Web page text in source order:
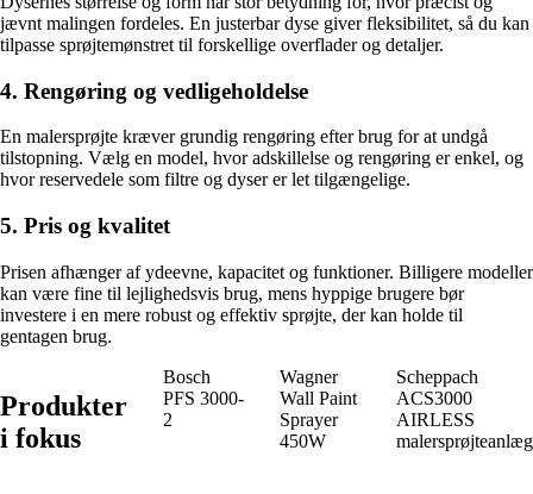
jævnt malingen fordeles. En justerbar dyse giver fleksibilitet, så du kan
tilpasse sprøjtemønstret til forskellige overflader og detaljer.
4. Rengøring og vedligeholdelse
En malersprøjte kræver grundig rengøring efter brug for at undgå
tilstopning. Vælg en model, hvor adskillelse og rengøring er enkel, og
hvor reservedele som filtre og dyser er let tilgængelige.
5. Pris og kvalitet
Prisen afhænger af ydeevne, kapacitet og funktioner. Billigere modeller
kan være fine til lejlighedsvis brug, mens hyppige brugere bør
investere i en mere robust og effektiv sprøjte, der kan holde til
gentagen brug.
Produkter
i fokus
Bosch
PFS 3000-
2
Wagner
Wall Paint
Sprayer
450W
Scheppach
ACS3000
AIRLESS
malersprøjteanlæg